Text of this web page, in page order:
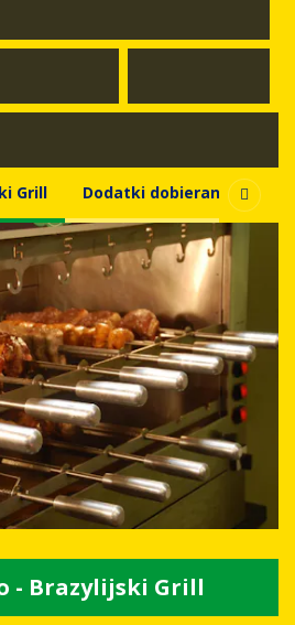
Grill Dodatki dobierane
- Brazylijski Grill